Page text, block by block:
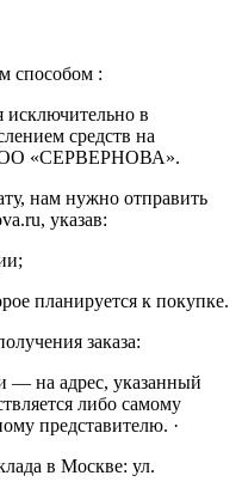
способом :
исключительно в
средств на
«СЕРВЕРНОВА».
нам нужно отправить
указав:
планируется к покупке.
заказа:
— на адрес, указанный
либо самому
представителю. ·
в Москве: ул.